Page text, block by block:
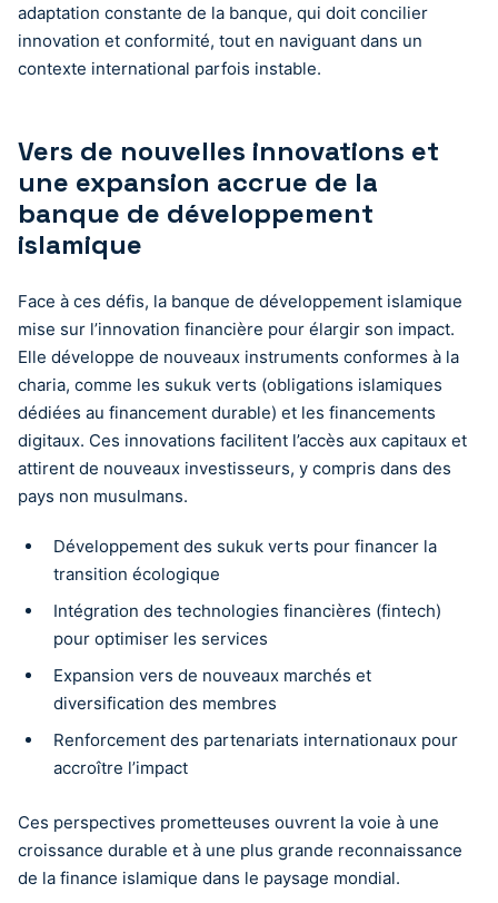
adaptation constante de la banque, qui doit concilier
innovation et conformité, tout en naviguant dans un
contexte international parfois instable.
Vers de nouvelles innovations et
une expansion accrue de la
banque de développement
islamique
Face à ces défis, la banque de développement islamique
mise sur l’innovation financière pour élargir son impact.
Elle développe de nouveaux instruments conformes à la
charia, comme les sukuk verts (obligations islamiques
dédiées au financement durable) et les financements
digitaux. Ces innovations facilitent l’accès aux capitaux et
attirent de nouveaux investisseurs, y compris dans des
pays non musulmans.
Développement des sukuk verts pour financer la
transition écologique
Intégration des technologies financières (fintech)
pour optimiser les services
Expansion vers de nouveaux marchés et
diversification des membres
Renforcement des partenariats internationaux pour
accroître l’impact
Ces perspectives prometteuses ouvrent la voie à une
croissance durable et à une plus grande reconnaissance
de la finance islamique dans le paysage mondial.